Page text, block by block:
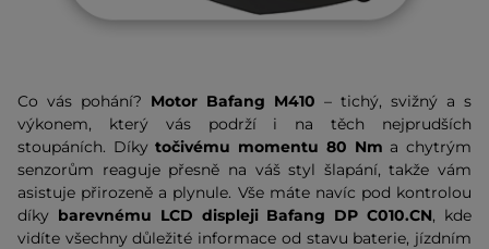
Co vás pohání? Motor Bafang M410 – tichý, svižný a s
výkonem, který vás podrží i na těch nejprudších
stoupáních. Díkytočivému momentu 80 Nm a chytrým
senzorům reaguje přesně na váš styl šlapání, takže vám
asistuje přirozeně a plynule. Vše máte navíc pod kontrolou
díky barevnému LCD displeji Bafang DP C010.CN, kde
vidíte všechny důležité informace od stavu baterie, jízdním